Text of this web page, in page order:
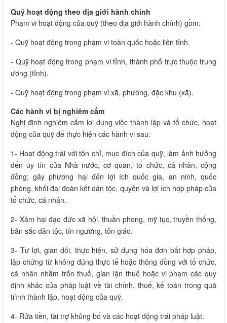
Quỹ hoạt động theo địa giới hành chính
Phạm vi hoạt động của quỹ (theo địa giới hành chính) gồm:
- Quỹ hoạt động trong phạm vi toàn quốc hoặc liên tỉnh.
- Quỹ hoạt động trong phạm vi tỉnh, thành phố trực thuộc trung
ương (tỉnh).
- Quỹ hoạt động trong phạm vi xã, phường, đặc khu (xã).
Các hành vi bị nghiêm cấm
Nghị định nghiêm cấm lợi dụng việc thành lập và tổ chức, hoạt
động của quỹ để thực hiện các hành vi sau:
1- Hoạt động trái với tôn chỉ, mục đích của quỹ, làm ảnh hưởng
đến uy tín của Nhà nước, cơ quan, tổ chức, cá nhân, cộng
đồng; gây phương hại đến lợi ích quốc gia, an ninh, quốc
phòng, khối đại đoàn kết dân tộc, quyền và lợi ích hợp pháp của
tổ chức, cá nhân.
2- Xâm hại đạo đức xã hội, thuần phong, mỹ tục, truyền thống,
bản sắc dân tộc, tín ngưỡng, tôn giáo.
3- Tư lợi, gian dối, thực hiện, sử dụng hóa đơn bất hợp pháp,
lập chứng từ không đúng thực tế hoặc thông đồng với tổ chức,
cá nhân nhằm trốn thuế, gian lận thuế hoặc vi phạm các quy
định khác của pháp luật về tài chính, thuế, kế toán trong quá
trình thành lập, hoạt động của quỹ.
4- Rửa tiền, tài trợ khủng bố và các hoạt động trái pháp luật.